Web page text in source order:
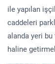
ile yapılan
caddeleri
alanda yeri bu
haline